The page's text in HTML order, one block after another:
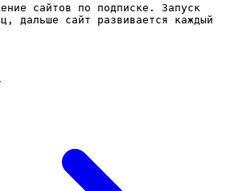
сайтов по подписке. Запуск
дальше сайт развивается каждый